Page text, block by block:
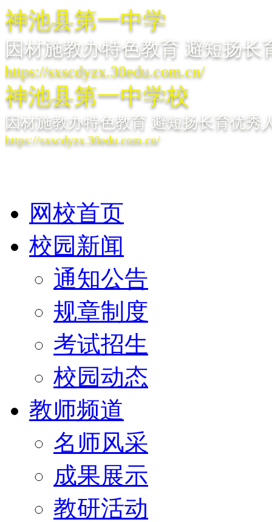
神池县第一中学
因材施教办特色教育 避短扬长
https://sxscdyzx.30edu.com.cn/
神池县第一中学校
因材施教办特色教育 避短扬长育优秀
https://sxscdyzx.30edu.com.cn/
网校首页
校园新闻
通知公告
规章制度
考试招生
校园动态
教师频道
名师风采
成果展示
教研活动